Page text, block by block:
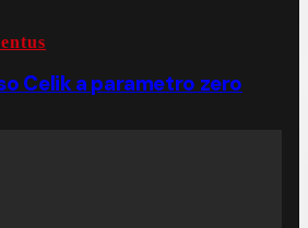
Celik a parametro zero